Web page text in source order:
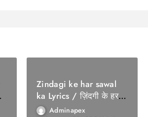
Zindagi ke har sawal
ka Lyrics / ज़िंदगी के हर
सवाल का
Adminapex